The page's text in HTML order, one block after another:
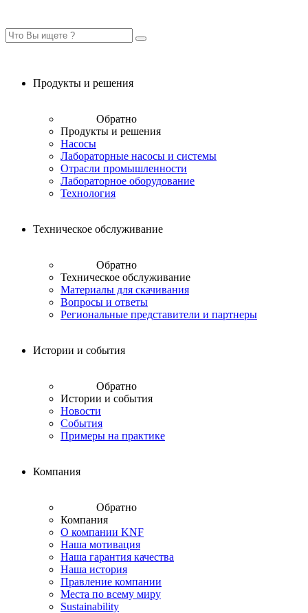
Продукты и решения
Обратно
Продукты и решения
Насосы
Лабораторные насосы и системы
Отрасли промышленности
Лабораторное оборудование
Технология
Техническое обслуживание
Обратно
Техническое обслуживание
Материалы для скачивания
Вопросы и ответы
Региональные представители и партнеры
Истории и события
Обратно
Истории и события
Новости
События
Примеры на практике
Компания
Обратно
Компания
О компании KNF
Наша мотивация
Наша гарантия качества
Наша история
Правление компании
Места по всему миру
Sustainability